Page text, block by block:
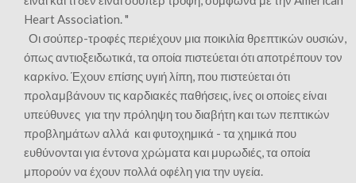
Heart Association. "
Οι σούπερ-τροφές περιέχουν μια ποικιλία θρεπτικών ουσιών,
όπως αντιοξειδωτικά, τα οποία πιστεύεται ότι αποτρέπουν τον
καρκίνο. Έχουν επίσης υγιή λίπη, που πιστεύεται ότι
προλαμβάνουν τις καρδιακές παθήσεις, ίνες οι οποίες είναι
υπεύθυνες για την πρόληψη του διαβήτη και των πεπτικών
προβλημάτων αλλά και φυτοχημικά - τα χημικά που
ευθύνονται για έντονα χρώματα και μυρωδιές, τα οποία
μπορούν να έχουν πολλά οφέλη για την υγεία.